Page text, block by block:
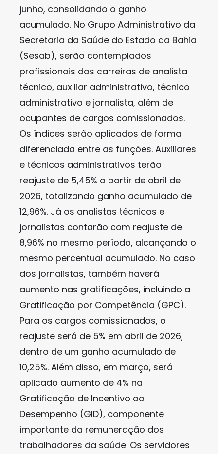
junho, consolidando o ganho
acumulado. No Grupo Administrativo da
Secretaria da Saúde do Estado da Bahia
(Sesab), serão contemplados
profissionais das carreiras de analista
técnico, auxiliar administrativo, técnico
administrativo e jornalista, além de
ocupantes de cargos comissionados.
Os índices serão aplicados de forma
diferenciada entre as funções. Auxiliares
e técnicos administrativos terão
reajuste de 5,45% a partir de abril de
2026, totalizando ganho acumulado de
12,96%. Já os analistas técnicos e
jornalistas contarão com reajuste de
8,96% no mesmo período, alcançando o
mesmo percentual acumulado. No caso
dos jornalistas, também haverá
aumento nas gratificações, incluindo a
Gratificação por Competência (GPC).
Para os cargos comissionados, o
reajuste será de 5% em abril de 2026,
dentro de um ganho acumulado de
10,25%. Além disso, em março, será
aplicado aumento de 4% na
Gratificação de Incentivo ao
Desempenho (GID), componente
importante da remuneração dos
trabalhadores da saúde. Os servidores